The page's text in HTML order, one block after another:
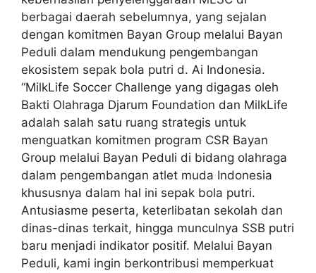
berbagai daerah sebelumnya, yang sejalan
dengan komitmen Bayan Group melalui Bayan
Peduli dalam mendukung pengembangan
ekosistem sepak bola putri d. Ai Indonesia.
“MilkLife Soccer Challenge yang digagas oleh
Bakti Olahraga Djarum Foundation dan MilkLife
adalah salah satu ruang strategis untuk
menguatkan komitmen program CSR Bayan
Group melalui Bayan Peduli di bidang olahraga
dalam pengembangan atlet muda Indonesia
khususnya dalam hal ini sepak bola putri.
Antusiasme peserta, keterlibatan sekolah dan
dinas-dinas terkait, hingga munculnya SSB putri
baru menjadi indikator positif. Melalui Bayan
Peduli, kami ingin berkontribusi memperkuat